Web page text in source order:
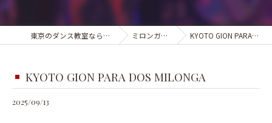
東京のダンス教室ならPARA DOS TANGO ミロンガ&イベント KYOTO GION PARA DOS MILONGA
KYOTO GION PARA DOS MILONGA
2025/09/13